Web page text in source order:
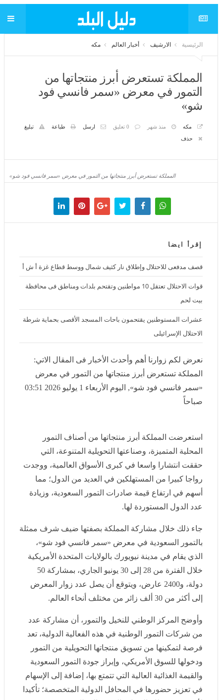
الرئيسية الارشيف أخبار العالم مكه
المملكة تستعرض أبرز منتجاتها من التمور
في معرض «سمر فانسي فود شو»
مكه
المملكة تستعرض أبرز منتجاتها من التمور في معرض «سمر فانسي فود شو»
إقرأ ايضا
قصف مدفعى للاحتلال وإطلاق نار كثيف شمال ووسط قطاع غزة أ ش أ
قوات الاحتلال تعتقل 10 مواطنين وتقتحم بلدات ومناطق فى محافظة بيت
لحم
نعرض لكم زوارنا أهم وأحدث الأخبار فى المقال الاتي:
المملكة تستعرض أبرز منتجاتها من التمور في معرض «سمر
فانسي فود شو», اليوم الأربعاء 1 يوليو 2026 03:51 صباحاً
المتميزة، وصناعتها التحويلية المتنوعة، التي حققت انتشارا
واسعا في كبرى الأسواق العالمية، ووجدت رواجا كبيرا من
المستهلكين في العديد من الدول؛ مما أسهم في ارتفاع قيمة
صادرات التمور السعودية، وزيادة عدد الدول المستوردة لها.
جاء ذلك خلال مشاركة المملكة بصفتها ضيف شرف ممثلة
يقام في مدينة نيويورك بالولايات المتحدة الأمريكية خلال
الفترة من 28 إلى 30 يونيو الجاري، بمشاركة 50 دولة، و2400
عارض، ويتوقع أن يصل عدد زوار المعرض إلى أكثر من 30
ألف زائر من مختلف أنحاء العالم.
وأوضح المركز الوطني للنخيل والتمور، أن مشاركة عدد من